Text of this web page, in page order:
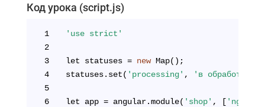
Код урока (script.js)
1
'use strict'
2
3
let statuses = new Map();
4
statuses.set( 'processing' , 'в обработке'
5
6
let app = angular.module( 'shop' , [